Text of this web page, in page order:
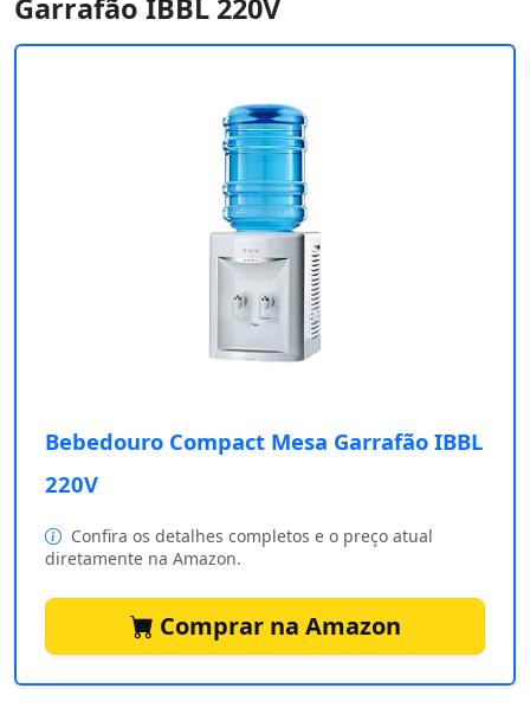
Garrafão IBBL 220V
Bebedouro Compact Mesa Garrafão IBBL
220V
Confira os detalhes completos e o preço atual
diretamente na Amazon.
Comprar na Amazon